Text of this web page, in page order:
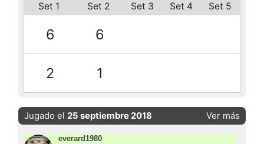
Set 1 Set 2 Set 3 Set 4 Set 5
6 6
2 1
Jugado el 25 septiembre 2018 Ver más
everard1980